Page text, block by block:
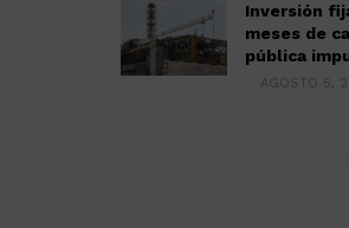
Inversión
meses de
pública
AGOSTO 5,